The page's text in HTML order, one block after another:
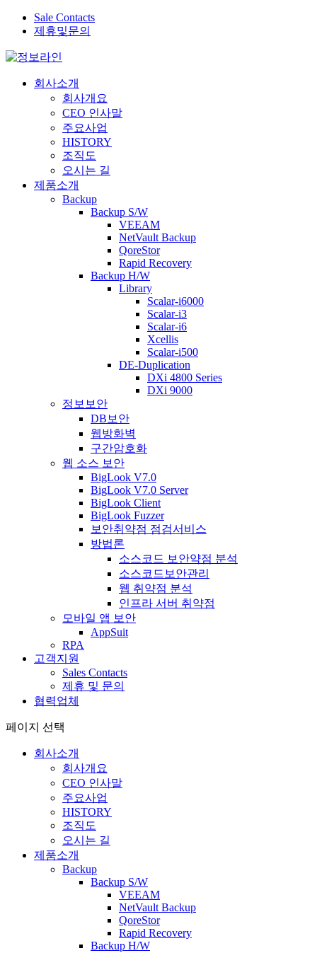
Sale Contacts
제휴및문의
회사소개
회사개요
CEO 인사말
주요사업
HISTORY
조직도
오시는 길
제품소개
Backup
Backup S/W
VEEAM
NetVault Backup
QoreStor
Rapid Recovery
Backup H/W
Library
Scalar-i6000
Scalar-i3
Scalar-i6
Xcellis
Scalar-i500
DE-Duplication
DXi 4800 Series
DXi 9000
정보보안
DB보안
웹방화벽
구간암호화
웹 소스 보안
BigLook V7.0
BigLook V7.0 Server
BigLook Client
BigLook Fuzzer
보안취약점 점검서비스
방법론
소스코드 보안약점 분석
소스코드보안관리
웹 취약점 분석
인프라 서버 취약점
모바일 앱 보안
AppSuit
RPA
고객지원
Sales Contacts
제휴 및 문의
협력업체
페이지 선택
회사소개
회사개요
CEO 인사말
주요사업
HISTORY
조직도
오시는 길
제품소개
Backup
Backup S/W
VEEAM
NetVault Backup
QoreStor
Rapid Recovery
Backup H/W